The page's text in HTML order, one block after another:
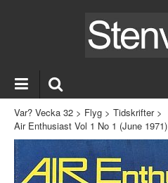
Var? Vecka 32 > Flyg > Tidskrifter>
Air Enthusiast Vol 1 No 1 (June 1971)